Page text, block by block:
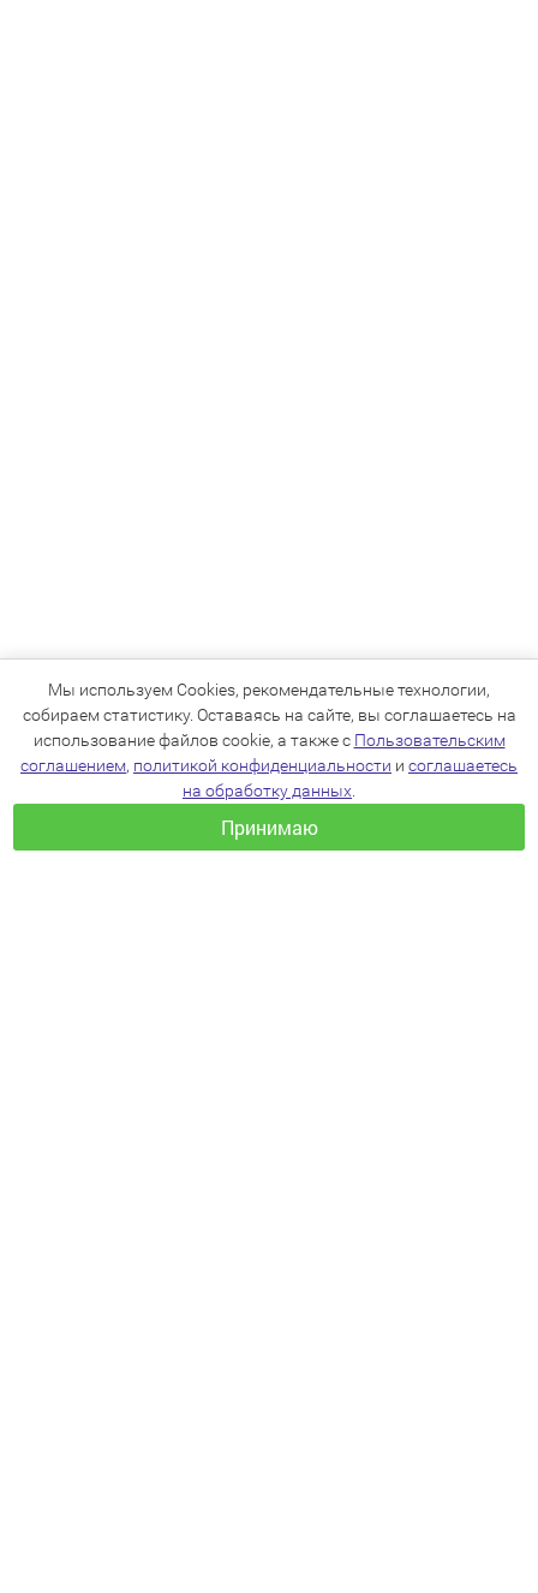
Мы используем Cookies, рекомендательные технологии,
собираем статистику. Оставаясь на сайте, вы соглашаетесь на
использование файлов cookie, а также с Пользовательским
соглашением, политикой конфиденциальности и соглашаетесь
на обработку данных
Принимаю